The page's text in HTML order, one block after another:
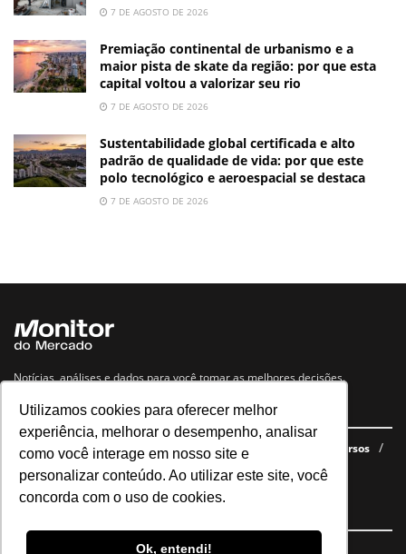
Utilizamos cookies para oferecer melhor
experiência, melhorar o desempenho, analisar
como você interage em nosso site e
personalizar conteúdo. Ao utilizar este site, você
concorda com o uso de cookies.
Ok, entendi!
7 DE AGOSTO DE 2026
Premiação continental de urbanismo e a
maior pista de skate da região: por que esta
capital voltou a valorizar seu rio
7 DE AGOSTO DE 2026
Sustentabilidade global certificada e alto
padrão de qualidade de vida: por que este
polo tecnológico e aeroespacial se destaca
7 DE AGOSTO DE 2026
Notícias, análises e dados para você tomar as melhores decisões.
Navegue no site
Últimas notícias Quem somos E-books gratuitos
Cursos
Política de privacidade